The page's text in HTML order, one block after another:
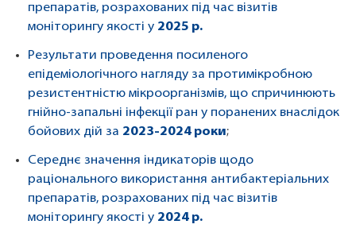
препаратів, розрахованих під час візитів
моніторингу якості у 2025 р.
Результати проведення посиленого
епідеміологічного нагляду за протимікробною
резистентністю мікроорганізмів, що спричинюють
гнійно-запальні інфекції ран у поранених внаслідок
бойових дій за 2023-2024 роки;
Середнє значення індикаторів щодо
раціонального використання антибактеріальних
препаратів, розрахованих під час візитів
моніторингу якості у 2024 р.